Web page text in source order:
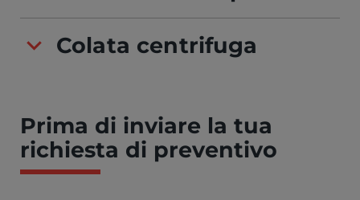
Colata centrifuga
Prima di inviare la tua
richiesta di preventivo